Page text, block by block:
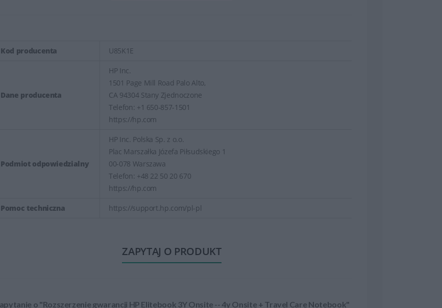
Kod producenta U85K1E
Dane producenta
HP Inc.
1501 Page Mill Road Palo Alto,
CA 94304 Stany Zjednoczone
Telefon: +1 650-857-1501
https://hp.com
Podmiot odpowiedzialny
HP Inc. Polska Sp. z o.o.
Plac Marszałka Józefa Piłsudskiego 1
00-078 Warszawa
Telefon: +48 22 50 20 670
https://hp.com
Pomoc techniczna https://support.hp.com/pl-pl
ZAPYTAJ O PRODUKT
Zapytanie o "Rozszerzenie gwarancji HP Elitebook 3Y Onsite -- 4y Onsite + Travel Care Notebook"